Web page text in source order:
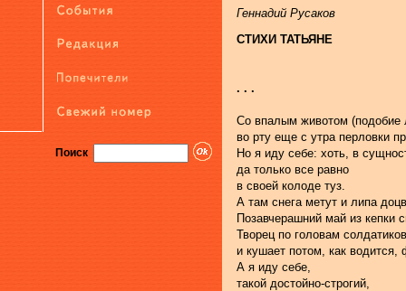
Поиск
Геннадий Русаков
СТИХИ ТАТЬЯНЕ
. . .
Со впалым животом (подобие
во рту еще с утра перловки
Но я иду себе: хоть, в
да только все равно
в своей колоде туз.
А там снега метут и липа
Позавчерашний май из кепки
Творец по головам
и кушает потом, как
А я иду себе,
такой достойно-строгий,